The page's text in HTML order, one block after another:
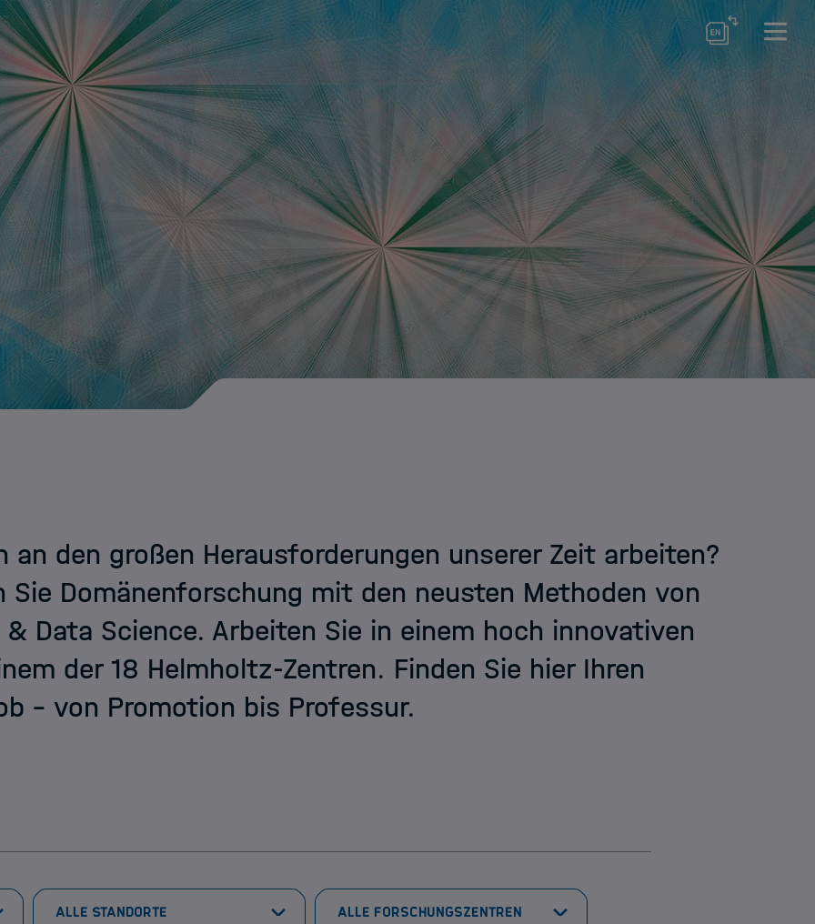
Data Science Jobbörse
Ausschreibungen der Schools
an den großen Herausforderungen unserer Zeit arbeiten?
Sie Domänenforschung mit den neusten Methoden von
Data Science. Arbeiten Sie in einem hoch innovativen
der 18 Helmholtz-Zentren. Finden Sie hier Ihren
– von Promotion bis Professur.